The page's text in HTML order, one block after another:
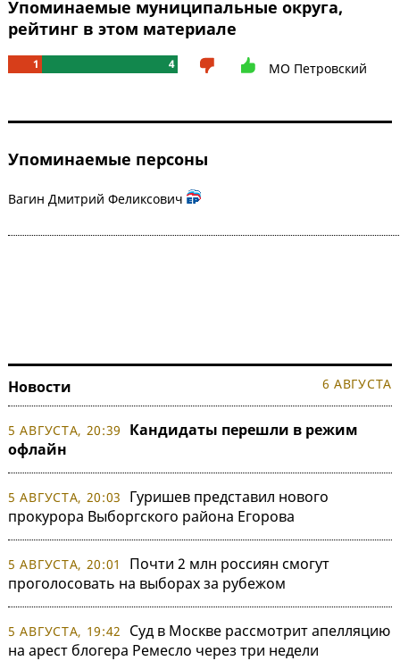
Упоминаемые муниципальные округа,
рейтинг в этом материале
1 4 МО Петровский
Упоминаемые персоны
Вагин Дмитрий Феликсович
Новости 6 АВГУСТА
5 АВГУСТА, 20:39
Кандидаты перешли в режим
офлайн
5 АВГУСТА, 20:03
Гуришев представил нового
прокурора Выборгского района Егорова
5 АВГУСТА, 20:01
Почти 2 млн россиян смогут
проголосовать на выборах за рубежом
5 АВГУСТА, 19:42
Суд в Москве рассмотрит апелляцию
на арест блогера Ремесло через три недели